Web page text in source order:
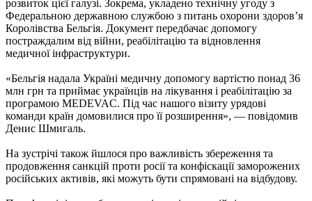
розвиток цієї галузі. Зокрема, укладено технічну угоду з
Федеральною державною службою з питань охорони здоров’я
Королівства Бельгія. Документ передбачає допомогу
постраждалим від війни, реабілітацію та відновлення
медичної інфраструктури.
«Бельгія надала Україні медичну допомогу вартістю понад 36
млн грн та приймає українців на лікування і реабілітацію за
програмою MEDEVAC. Під час нашого візиту урядові
команди країн домовилися про її розширення», — повідомив
Денис Шмигаль.
На зустрічі також йшлося про важливість збереження та
продовження санкцій проти росії та конфіскації заморожених
російських активів, які можуть бути спрямовані на відбудову.